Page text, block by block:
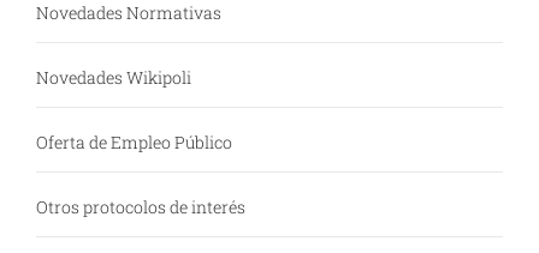
Novedades Normativas
Novedades Wikipoli
Oferta de Empleo Público
Otros protocolos de interés